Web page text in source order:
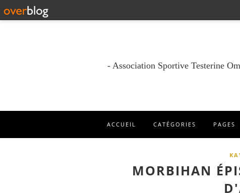
- Association Sportive Testerine
ACCUEIL CATÉGORIES PAGES
MORBIHAN